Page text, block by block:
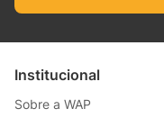
Institucional
Sobre a WAP